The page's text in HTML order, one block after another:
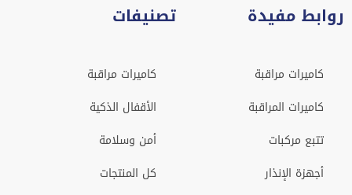
روابط مفيدة
كاميرات مراقبة
كاميرات المراقبة
تتبع مركبات
أجهزة الإنذار
تصنيفات
كاميرات مراقبة
الأقفال الذكية
أمن وسلامة
كل المنتجات